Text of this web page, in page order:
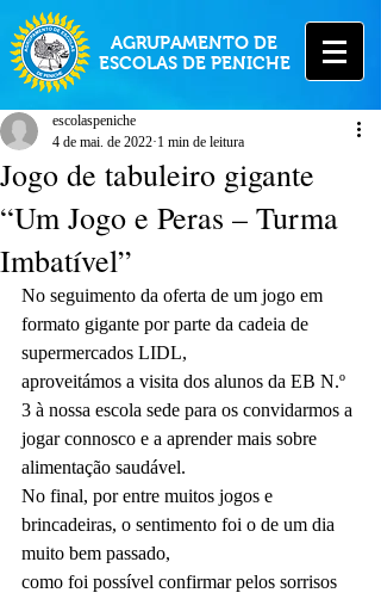
AGRUPAMENTO DE
ESCOLAS DE PENICHE
Jogo de tabuleiro gigante
“Um Jogo e Peras – Turma
Imbatível”
escolaspeniche
4 de mai. de 2022 1 min de leitura
No seguimento da oferta de um jogo em
formato gigante por parte da cadeia de
supermercados LIDL,
aproveitámos a visita dos alunos da EB N.º
3 à nossa escola sede para os convidarmos a
jogar connosco e a aprender mais sobre
alimentação saudável.
No final, por entre muitos jogos e
brincadeiras, o sentimento foi o de um dia
muito bem passado,
como foi possível confirmar pelos sorrisos